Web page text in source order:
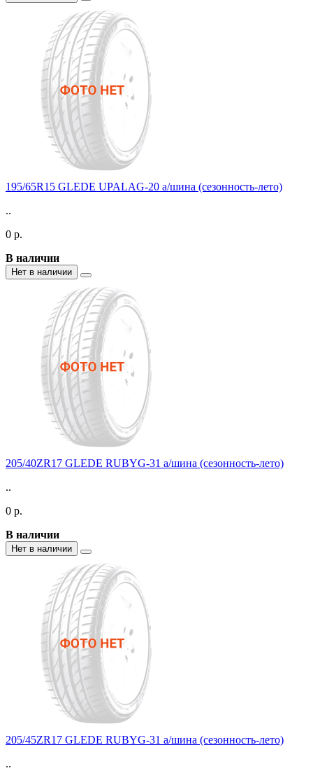
195/65R15 GLEDE UPALAG-20 а/шина (сезонность-лето)
..
0 р.
В наличии
Нет в наличии
205/40ZR17 GLEDE RUBYG-31 а/шина (сезонность-лето)
..
0 р.
В наличии
Нет в наличии
205/45ZR17 GLEDE RUBYG-31 а/шина (сезонность-лето)
..